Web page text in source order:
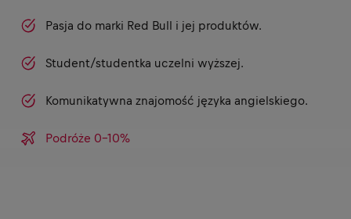
Pasja do marki Red Bull i jej produktów.
Student/studentka uczelni wyższej.
Komunikatywna znajomość języka angielskiego.
Podróże 0-10%